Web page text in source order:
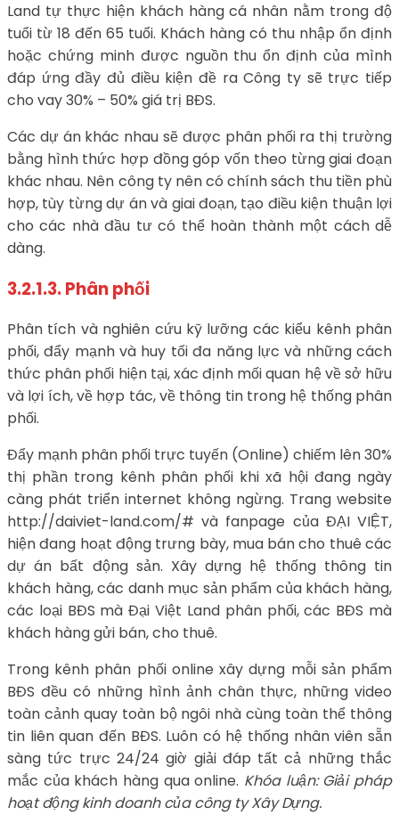
Land tự thực hiện khách hàng cá nhân nằm trong độ
tuổi từ 18 đến 65 tuổi. Khách hàng có thu nhập ổn định
hoặc chứng minh được nguồn thu ổn định của mình
đáp ứng đầy đủ điều kiện đề ra Công ty sẽ trực tiếp
cho vay 30% – 50% giá trị BĐS.
Các dự án khác nhau sẽ được phân phối ra thị trường
bằng hình thức hợp đồng góp vốn theo từng giai đoạn
khác nhau. Nên công ty nên có chính sách thu tiền phù
hợp, tùy từng dự án và giai đoạn, tạo điều kiện thuận lợi
cho các nhà đầu tư có thể hoàn thành một cách dễ
dàng.
3.2.1.3. Phân phối
Phân tích và nghiên cứu kỹ lưỡng các kiểu kênh phân
phối, đẩy mạnh và huy tối đa năng lực và những cách
thức phân phối hiện tại, xác định mối quan hệ về sở hữu
và lợi ích, về hợp tác, về thông tin trong hệ thống phân
phối.
Đẩy mạnh phân phối trực tuyến (Online) chiếm lên 30%
thị phần trong kênh phân phối khi xã hội đang ngày
càng phát triển internet không ngừng. Trang website
http://daiviet-land.com/# và fanpage của ĐẠI VIỆT,
hiện đang hoạt động trưng bày, mua bán cho thuê các
dự án bất động sản. Xây dựng hệ thống thông tin
khách hàng, các danh mục sản phẩm của khách hàng,
các loại BĐS mà Đại Việt Land phân phối, các BĐS mà
khách hàng gửi bán, cho thuê.
Trong kênh phân phối online xây dựng mỗi sản phẩm
BĐS đều có những hình ảnh chân thực, những video
toàn cảnh quay toàn bộ ngôi nhà cùng toàn thể thông
tin liên quan đến BĐS. Luôn có hệ thống nhân viên sẵn
sàng tức trực 24/24 giờ giải đáp tất cả những thắc
mắc của khách hàng qua online. Khóa luận: Giải pháp
hoạt động kinh doanh của công ty Xây Dựng.